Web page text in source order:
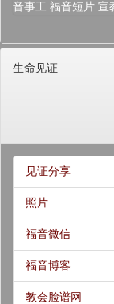
音事工 福音短片 宣
生命见证
见证分享
照片
福音微信
福音博客
教会脸谱网